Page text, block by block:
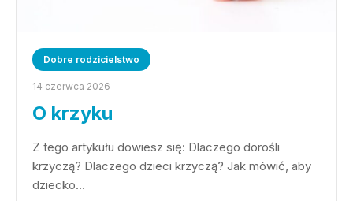
Dobre rodzicielstwo
14 czerwca 2026
O krzyku
Z tego artykułu dowiesz się: Dlaczego dorośli
krzyczą? Dlaczego dzieci krzyczą? Jak mówić, aby
dziecko…